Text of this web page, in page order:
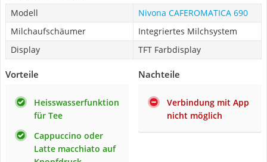
Modell
Nivona CAFEROMATICA 690
Milchaufschäumer
Integriertes Milchsystem
Display
TFT Farbdisplay
Vorteile
Heisswasserfunktion
für Tee
Cappuccino oder
Latte macchiato auf
Nachteile
Verbindung mit App
nicht möglich